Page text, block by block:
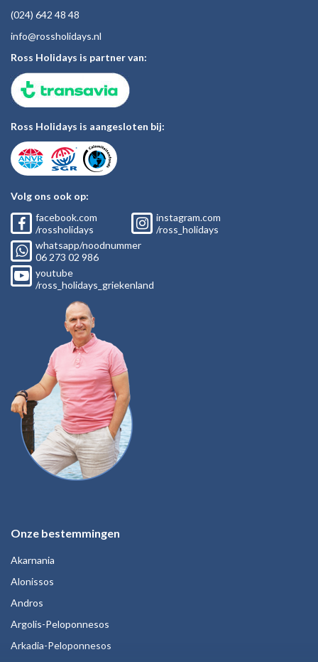
(024) 642 48 48
info@rossholidays.nl
Ross Holidays is partner van:
Ross Holidays is aangesloten bij:
Volg ons ook op:
facebook.com
/rossholidays
instagram.com
/ross_holidays
whatsapp/noodnummer
06 273 02 986
youtube
/ross_holidays_griekenland
Onze bestemmingen
Akarnania
Alonissos
Andros
Argolis-Peloponnesos
Arkadia-Peloponnesos